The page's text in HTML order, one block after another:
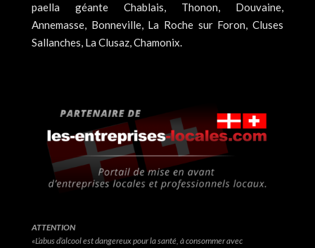
paella géante Chablais, Thonon, Douvaine,
Annemasse, Bonneville, La Roche sur Foron, Cluses
Sallanches, La Clusaz, Chamonix.
ATTENTION
«L’abus d’alcool est dangereux pour la santé, à consommer avec